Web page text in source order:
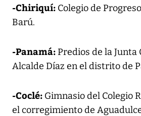
-Chiriquí: Colegio de
Barú.
-Panamá:Predios de la Junta
Alcalde Díaz en el distrito de
-Coclé: Gimnasio del Colegio
el corregimiento de